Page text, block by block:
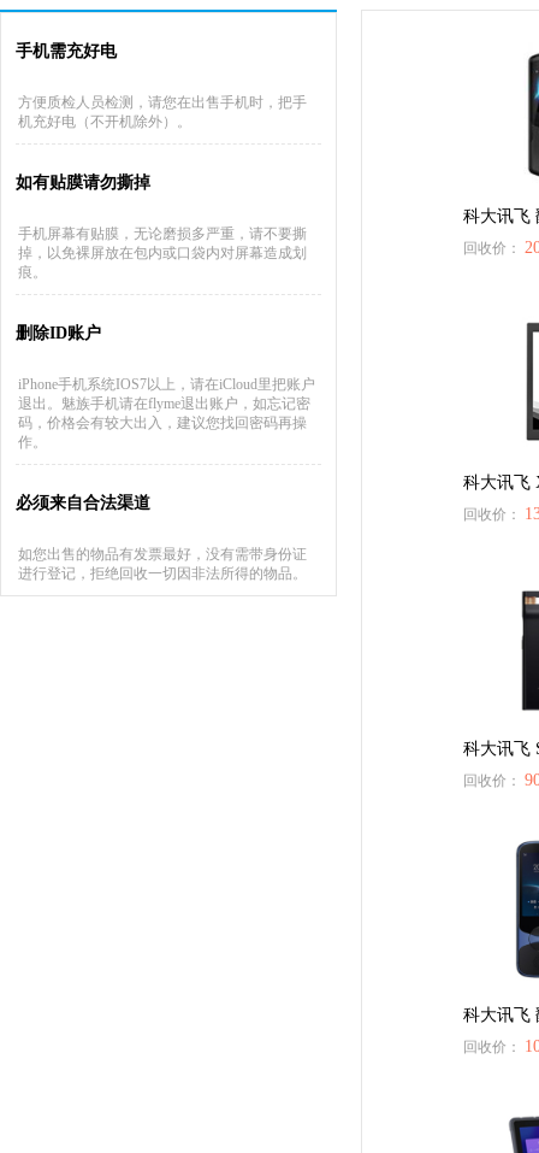
手机需充好电
方便质检人员检测，请您在出售手机时，把手
机充好电（不开机除外）。
如有贴膜请勿撕掉
手机屏幕有贴膜，无论磨损多严重，请不要撕
掉，以免裸屏放在包内或口袋内对屏幕造成划
痕。
删除ID账户
iPhone手机系统IOS7以上，请在iCloud里把账户
退出。魅族手机请在flyme退出账户，如忘记密
码，价格会有较大出入，建议您找回密码再操
作。
必须来自合法渠道
如您出售的物品有发票最好，没有需带身份证
进行登记，拒绝回收一切因非法所得的物品。
科大讯飞
回收价：
科大讯飞
回收价：
科大讯飞
回收价：
科大讯飞
回收价：